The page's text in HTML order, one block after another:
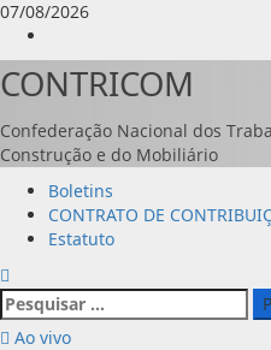
Avançar
para
o
conteúdo
07/08/2026
CONTRICOM
Confederação Nacional dos
Construção e do Mobiliário
Menu
principal
Boletins
CONTRATO DE
Estatuto
Pesquisar
por:
Ao vivo